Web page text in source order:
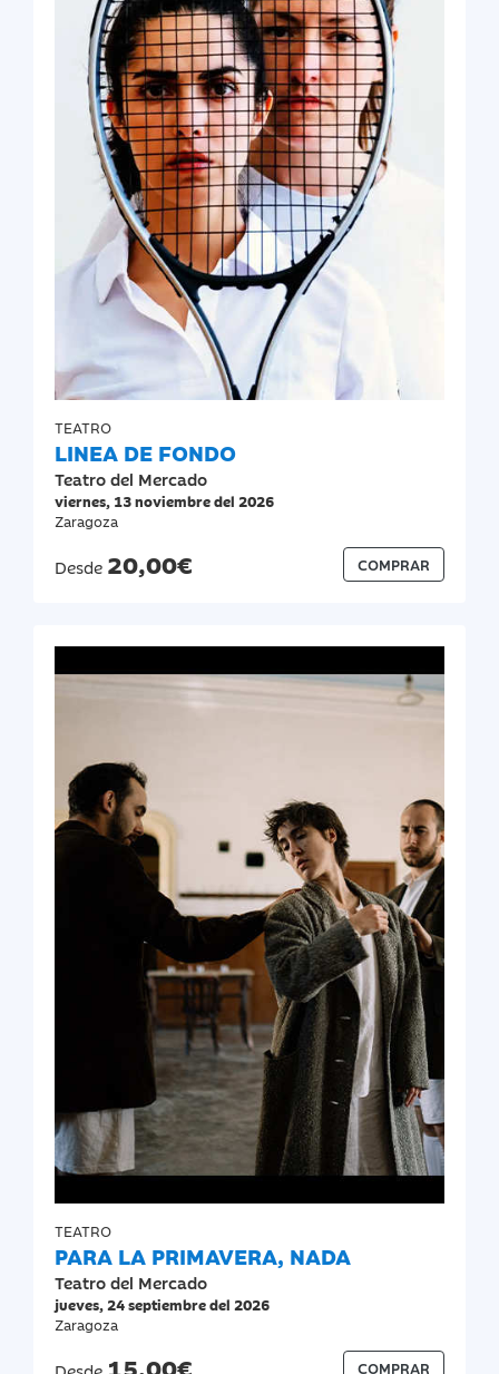
TEATRO
LINEA DE FONDO
Teatro del Mercado
viernes, 13 noviembre del 2026
Zaragoza
Desde 20,00€ COMPRAR
TEATRO
PARA LA PRIMAVERA, NADA
Teatro del Mercado
jueves, 24 septiembre del 2026
Zaragoza
COMPRAR